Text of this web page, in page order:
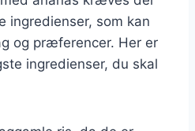
ingredienser, som kan
og præferencer. Her er
ingredienser, du skal